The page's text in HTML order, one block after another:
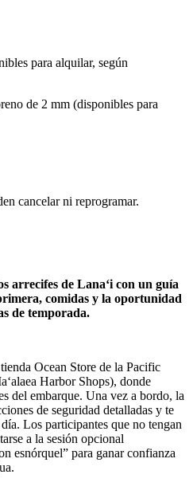
para alquilar, según
de 2 mm (disponibles para
cancelar ni reprogramar.
arrecifes de Lanaʻi con un guía
comidas y la oportunidad
de temporada.
Ocean Store de la Pacific
Harbor Shops), donde
del embarque. Una vez a bordo, la
de seguridad detalladas y te
Los participantes que no tengan
a la sesión opcional
esnórquel” para ganar confianza